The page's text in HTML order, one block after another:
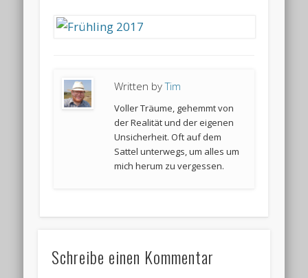
Written byTim
Voller Träume, gehemmt von
der Realität und der eigenen
Unsicherheit. Oft auf dem
Sattel unterwegs, um alles um
mich herum zu vergessen.
Schreibe einen Kommentar